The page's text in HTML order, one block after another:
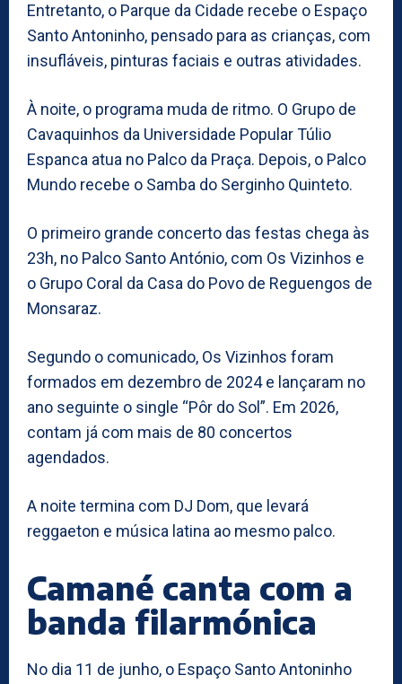
Entretanto, o Parque da Cidade recebe o Espaço
Santo Antoninho, pensado para as crianças, com
insufláveis, pinturas faciais e outras atividades.
À noite, o programa muda de ritmo. O Grupo de
Cavaquinhos da Universidade Popular Túlio
Espanca atua no Palco da Praça. Depois, o Palco
Mundo recebe o Samba do Serginho Quinteto.
O primeiro grande concerto das festas chega às
23h, no Palco Santo António, com Os Vizinhos e
o Grupo Coral da Casa do Povo de Reguengos de
Monsaraz.
Segundo o comunicado, Os Vizinhos foram
formados em dezembro de 2024 e lançaram no
ano seguinte o single “Pôr do Sol”. Em 2026,
contam já com mais de 80 concertos
agendados.
A noite termina com DJ Dom, que levará
reggaeton e música latina ao mesmo palco.
Camané canta com a
banda filarmónica
No dia 11 de junho, o Espaço Santo Antoninho